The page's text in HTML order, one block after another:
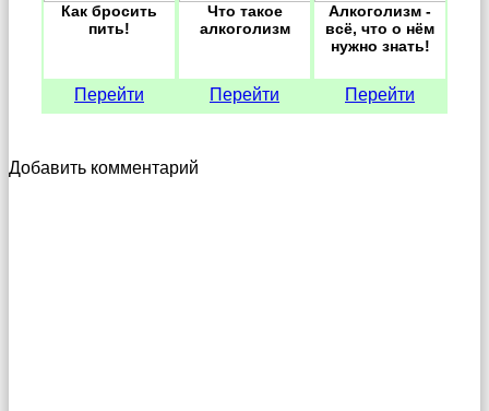
Как бросить
пить!
Перейти
Что такое
алкоголизм
Перейти
Алкоголизм -
всё, что о нём
нужно знать!
Перейти
Добавить комментарий